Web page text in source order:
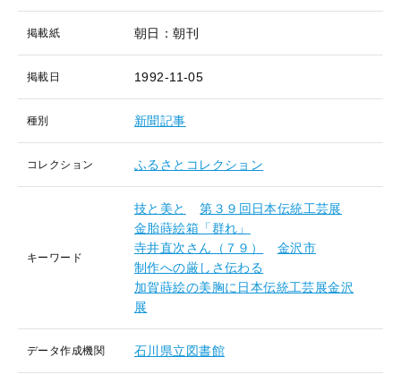
掲載紙 朝日：朝刊
掲載日 1992-11-05
種別 新聞記事
コレクション ふるさとコレクション
キーワード
技と美と
第３９回日本伝統工芸展
金胎蒔絵箱「群れ」
寺井直次さん（７９）
金沢市
制作への厳しさ伝わる
加賀蒔絵の美胸に日本伝統工芸展金沢
展
データ作成機関 石川県立図書館